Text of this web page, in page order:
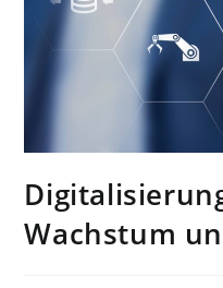
Wachstum